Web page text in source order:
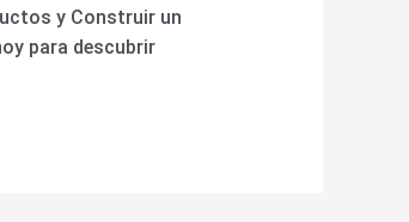
y Construir un
para descubrir